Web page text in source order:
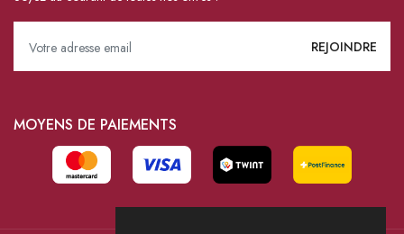
MOYENS DE PAIEMENTS